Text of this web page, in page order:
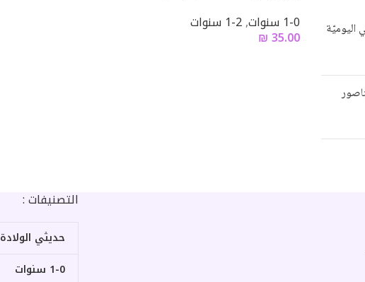
1-0 سنوات ,2-1 سنوات
₪35.00
التصنيفات :
حديثي الولادة
1-0 سنوات